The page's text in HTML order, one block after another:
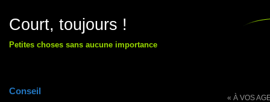
Court, toujours !
Petites choses sans aucune importance
Conseil
« À VOS